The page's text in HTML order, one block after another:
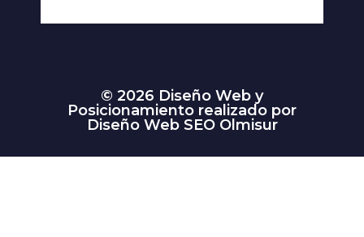
© 2026 Diseño Web y
Posicionamiento realizado por
Diseño Web SEO Olmisur